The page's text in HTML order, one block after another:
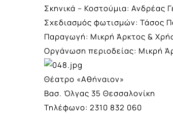
Σκηνικά – Κοστούμια: Ανδρέας
Σχεδιασμός φωτισμών: Τάσος
Παραγωγή: Μικρή Άρκτος &
Οργάνωση περιοδείας: Μικρή
Θέατρο «Αθήναιον»
Βασ. Όλγας 35 Θεσσαλονίκη
Τηλέφωνο: 2310 832 060